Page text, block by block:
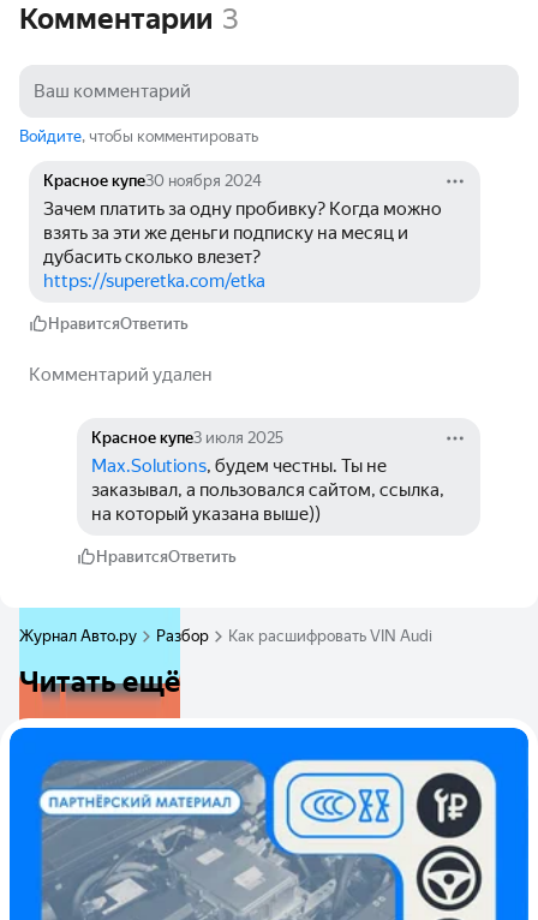
Комментарии 3
Войдите, чтобы комментировать
Красное купе30 ноября 2024
Зачем платить за одну пробивку? Когда можно
взять за эти же деньги подписку на месяц и
дубасить сколько влезет?
https://superetka.com/etka
НравитсяОтветить
Комментарий удален
Красное купе3 июля 2025
Max.Solutions, будем честны. Ты не
заказывал, а пользовался сайтом, ссылка,
на который указана выше))
НравитсяОтветить
Журнал Авто.ру Разбор Как расшифровать VIN Audi
Читать ещё